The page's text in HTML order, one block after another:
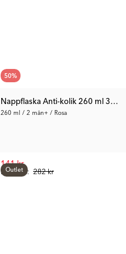
50%
Nappflaska Anti-kolik 260 ml 3-
260 ml / 2 mån+ / Rosa
Rek. Pris: 282 kr
141 kr
Outlet